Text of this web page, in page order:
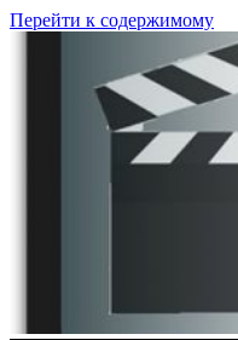
Перейти к содержимому